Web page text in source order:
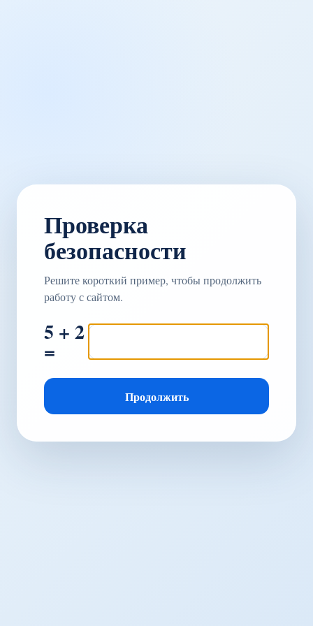
Проверка
безопасности
Решите короткий пример, чтобы продолжить
работу с сайтом.
5 + 2
=
Продолжить